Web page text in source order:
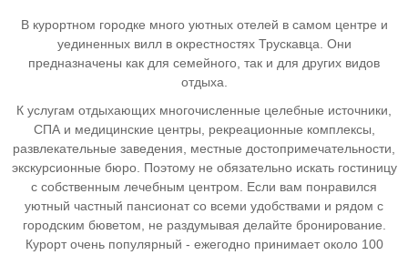
В курортном городке много уютных отелей в самом центре и
уединенных вилл в окрестностях Трускавца. Они
предназначены как для семейного, так и для других видов
отдыха.
К услугам отдыхающих многочисленные целебные источники,
СПА и медицинские центры, рекреационные комплексы,
развлекательные заведения, местные достопримечательности,
экскурсионные бюро. Поэтому не обязательно искать гостиницу
с собственным лечебным центром. Если вам понравился
уютный частный пансионат со всеми удобствами и рядом с
городским бюветом, не раздумывая делайте бронирование.
Курорт очень популярный - ежегодно принимает около 100